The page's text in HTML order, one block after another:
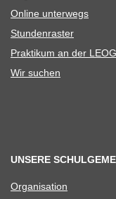
Online unter­wegs
Stun­den­ras­ter
Prak­ti­kum an der
Wir suchen
UNSERE
Orga­ni­sa­tion